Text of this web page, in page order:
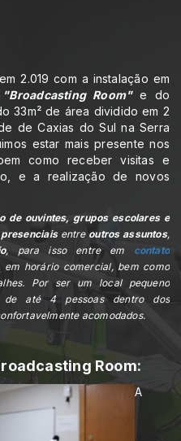
2.019 com a instalação em
"Broadcasting Room"e do
33m² de área dividido em 2
de Caxias do Sul na Serra
estar mais presente nos
como receber visitas e
e a realização de novos
de ouvintes, grupos escolares e
entre outros assuntos,
, para isso entre em contato
horário comercial, bem como
Por ser um local pequeno
de até 4 pessoas dentro dos
acomodados.
Room:
A